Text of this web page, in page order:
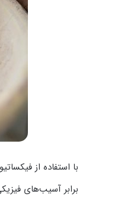
با استفاده از
برابر آسیب‌های